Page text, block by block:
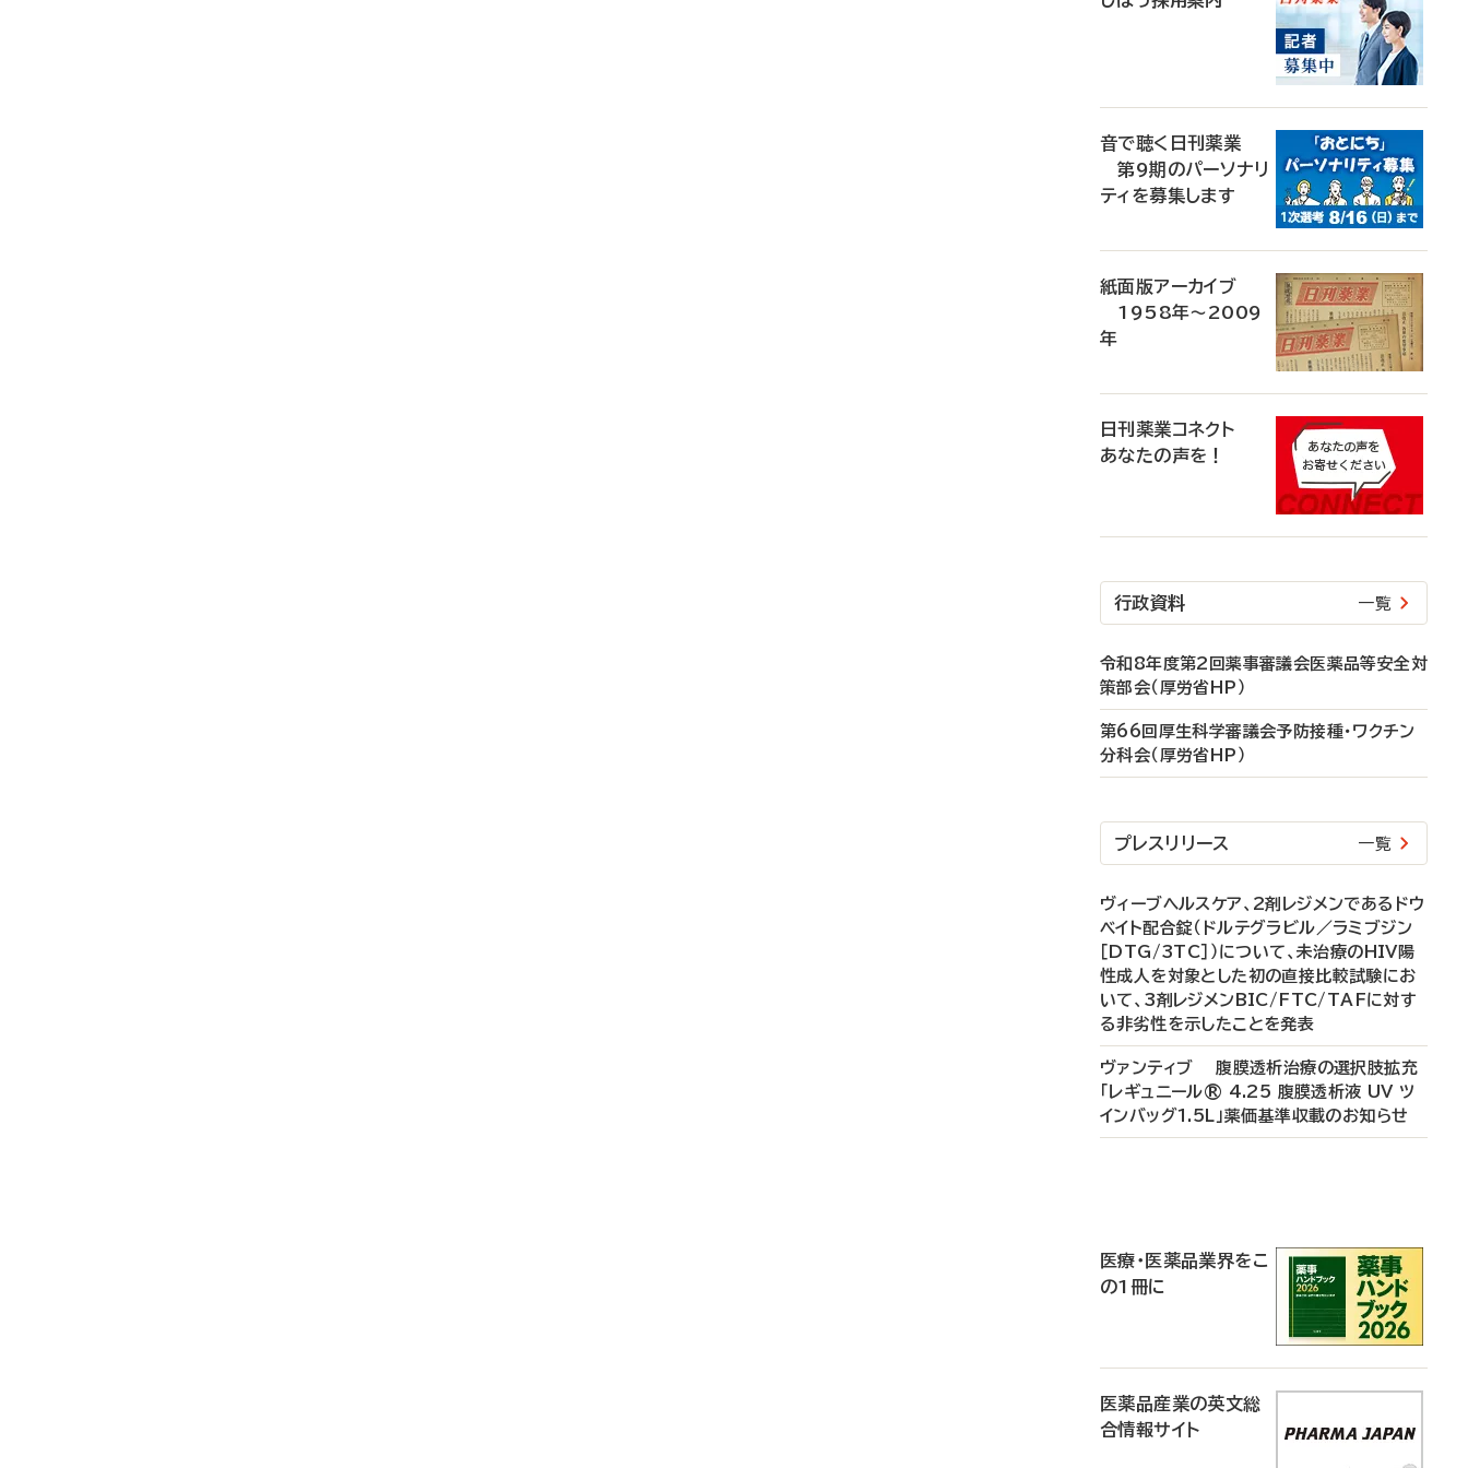
音で聴く日刊薬業
第9期のパーソナリ
ティを募集します
紙面版アーカイブ
1958年～2009
年
日刊薬業コネクト
あなたの声を！
行政資料 一覧
令和8年度第2回薬事審議会医薬品等安全対
策部会（厚労省HP）
第66回厚生科学審議会予防接種・ワクチン
分科会（厚労省HP）
プレスリリース 一覧
ヴィーブヘルスケア、2剤レジメンであるドウ
ベイト配合錠（ドルテグラビル／ラミブジン
［DTG/3TC］）について、未治療のHIV陽
性成人を対象とした初の直接比較試験にお
いて、3剤レジメンBIC/FTC/TAFに対す
る非劣性を示したことを発表
ヴァンティブ 腹膜透析治療の選択肢拡充
「レギュニール® 4.25 腹膜透析液 UV ツ
インバッグ1.5L」薬価基準収載のお知らせ
医療・医薬品業界をこ
の1冊に
医薬品産業の英文総
合情報サイト